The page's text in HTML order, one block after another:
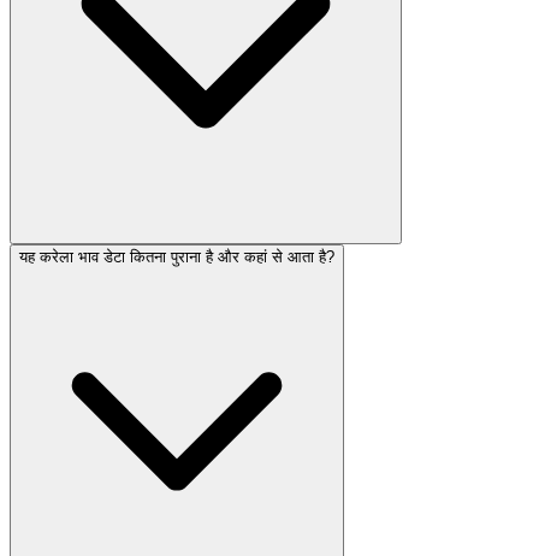
यह करेला भाव डेटा कितना पुराना है और कहां से आता है?